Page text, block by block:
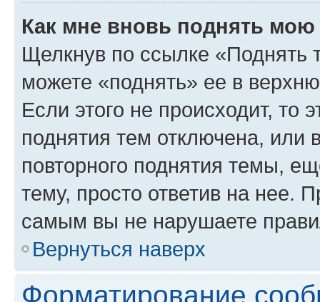
Как мне вновь поднять мою
Щелкнув по ссылке «Поднять
можете «поднять» ее в
Если этого не происходит, то
поднятия тем отключена, или
повторного поднятия темы,
тему, просто ответив на нее.
самым вы не нарушаете
Вернуться наверх
Форматирование